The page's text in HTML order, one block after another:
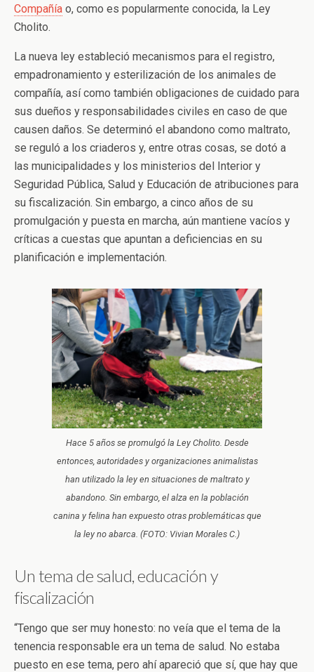
Compañía o, como es popularmente conocida, la Ley
Cholito.
La nueva ley estableció mecanismos para el registro,
empadronamiento y esterilización de los animales de
compañía, así como también obligaciones de cuidado para
sus dueños y responsabilidades civiles en caso de que
causen daños. Se determinó el abandono como maltrato,
se reguló a los criaderos y, entre otras cosas, se dotó a
las municipalidades y los ministerios del Interior y
Seguridad Pública, Salud y Educación de atribuciones para
su fiscalización. Sin embargo, a cinco años de su
promulgación y puesta en marcha, aún mantiene vacíos y
críticas a cuestas que apuntan a deficiencias en su
planificación e implementación.
Hace 5 años se promulgó la Ley Cholito. Desde
entonces, autoridades y organizaciones animalistas
han utilizado la ley en situaciones de maltrato y
abandono. Sin embargo, el alza en la población
canina y felina han expuesto otras problemáticas que
la ley no abarca. (FOTO: Vivian Morales C.)
Un tema de salud, educación y
fiscalización
“Tengo que ser muy honesto: no veía que el tema de la
tenencia responsable era un tema de salud. No estaba
puesto en ese tema, pero ahí apareció que sí, que hay que